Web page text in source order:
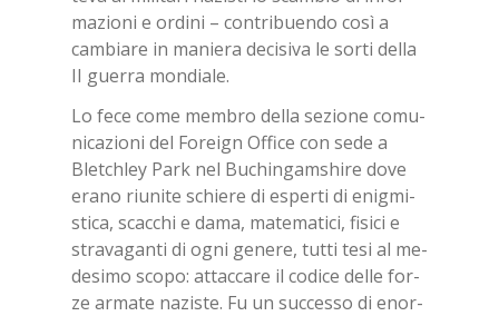
ma­zio­ni e or­di­ni – con­tri­buen­do così a
cam­bia­re in ma­nie­ra de­ci­si­va le sor­ti del­la
II guer­ra mon­dia­le.
Lo fece come mem­bro del­la se­zio­ne co­mu­
ni­ca­zio­ni del Fo­rei­gn Of­fi­ce con sede a
Blet­chley Park nel Bu­chin­gam­shi­re dove
era­no riu­ni­te schie­re di esper­ti di enig­mi­
sti­ca, scac­chi e dama, ma­te­ma­ti­ci, fi­si­ci e
stra­va­gan­ti di ogni ge­ne­re, tut­ti tesi al me­
de­si­mo sco­po: at­tac­ca­re il co­di­ce del­le for­
ze ar­ma­te na­zi­ste. Fu un suc­ces­so di enor­